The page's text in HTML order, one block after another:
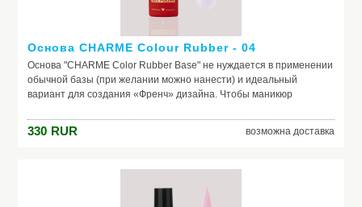
Основа CHARME Colour Rubber - 04
Основа "CHARME Color Rubber Base" не нуждается в применении
обычной базы (при желании можно нанести) и идеальный
вариант для создания «Френч» дизайна. Чтобы маникюр
лака и ногтевой пластины. Базовое покрытие выравнивает
природный тон, маскирует неровности ногтя и его естественное
красящих веществ, поможет добиться по-настоящему добротного
красите ногти самостоятельно, основа – ваш самый главный
330 RUR возможна доставка